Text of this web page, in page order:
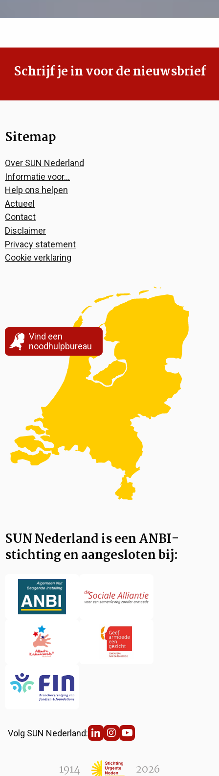
Schrijf je in voor de nieuwsbrief
Sitemap
Over SUN Nederland
Informatie voor…
Help ons helpen
Actueel
Contact
Disclaimer
Privacy statement
Cookie verklaring
Vind een
noodhulpbureau
SUN Nederland is een ANBI-
stichting en aangesloten bij:
Volg SUN Nederland:
1914 2026